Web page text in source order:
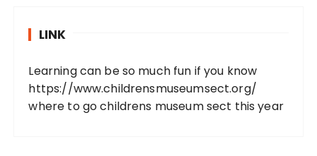
LINK
Learning can be so much fun if you know
https://www.childrensmuseumsect.org/
where to go childrens museum sect this year